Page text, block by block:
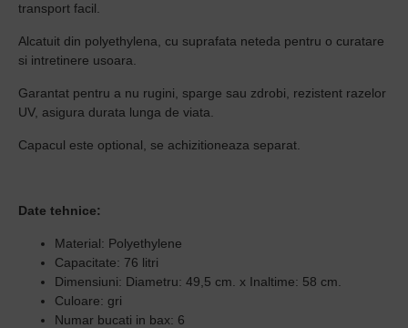
transport facil.
Alcatuit din polyethylena, cu suprafata neteda pentru o curatare
si intretinere usoara.
Garantat pentru a nu rugini, sparge sau zdrobi, rezistent razelor
UV, asigura durata lunga de viata.
Capacul este optional, se achizitioneaza separat.
Date tehnice:
Material: Polyethylene
Capacitate: 76 litri
Dimensiuni: Diametru: 49,5 cm. x Inaltime: 58 cm.
Culoare: gri
Numar bucati in bax: 6